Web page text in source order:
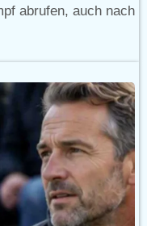
abrufen, auch nach